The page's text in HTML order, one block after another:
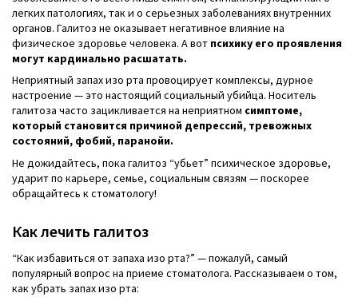
легких патологиях, так и о серьезных заболеваниях внутренних
органов. Галитоз не оказывает негативное влияние на
физическое здоровье человека. А вот психику его проявления
могут кардинально расшатать.
Неприятный запах изо рта провоцирует комплексы, дурное
настроение — это настоящий социальный убийца. Носитель
галитоза часто зацикливается на неприятном симптоме,
который становится причиной депрессий, тревожных
состояний, фобий, паранойи.
Не дожидайтесь, пока галитоз “убьет” психическое здоровье,
ударит по карьере, семье, социальным связям — поскорее
обращайтесь к стоматологу!
Как лечить галитоз
“Как избавиться от запаха изо рта?” — пожалуй, самый
популярный вопрос на приеме стоматолога. Рассказываем о том,
как убрать запах изо рта: